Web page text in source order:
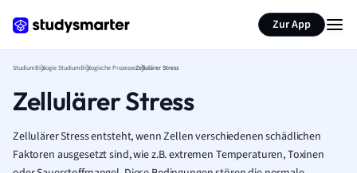
Zur App
StudiumBiologie StudiumBiologische ProzesseZellulärer Stress
Zellulärer Stress
Zellulärer Stress entsteht, wenn Zellen verschiedenen schädlichen
Faktoren ausgesetzt sind, wie z.B. extremen Temperaturen, Toxinen